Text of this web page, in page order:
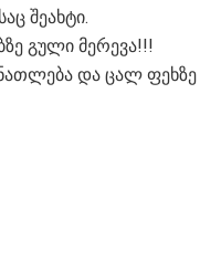
შეახტი.
გული მერევა!!!
და ცალ ფეხზე